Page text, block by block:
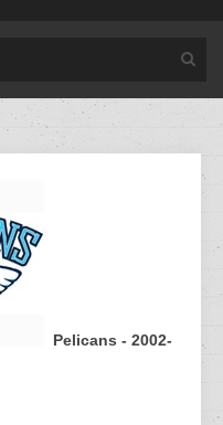
Pelicans - 2002-